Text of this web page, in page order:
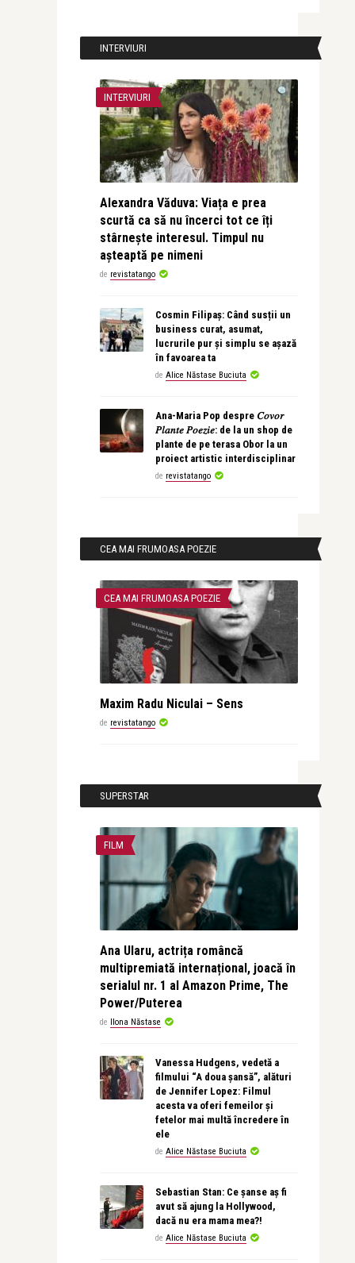
INTERVIURI
INTERVIURI
Alexandra Văduva: Viața e prea
scurtă ca să nu încerci tot ce îți
stârnește interesul. Timpul nu
așteaptă pe nimeni
de revistatango
Cosmin Filipaș: Când susții un
business curat, asumat,
lucrurile pur și simplu se așază
în favoarea ta
de Alice Năstase Buciuta
Ana-Maria Pop despre 𝐶𝑜𝑣𝑜𝑟
𝑃𝑙𝑎𝑛𝑡𝑒 𝑃𝑜𝑒𝑧𝑖𝑒: de la un shop de
plante de pe terasa Obor la un
proiect artistic interdisciplinar
de revistatango
CEA MAI FRUMOASA POEZIE
CEA MAI FRUMOASA POEZIE
Maxim Radu Niculai – Sens
de revistatango
SUPERSTAR
FILM
Ana Ularu, actrița româncă
multipremiată internațional, joacă în
serialul nr. 1 al Amazon Prime, The
Power/Puterea
de Ilona Năstase
Vanessa Hudgens, vedetă a
filmului “A doua șansă”, alături
de Jennifer Lopez: Filmul
acesta va oferi femeilor și
fetelor mai multă încredere în
ele
de Alice Năstase Buciuta
Sebastian Stan: Ce șanse aș fi
avut să ajung la Hollywood,
dacă nu era mama mea?!
de Alice Năstase Buciuta